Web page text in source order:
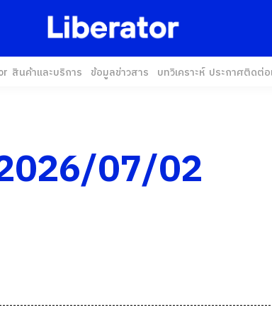
สินค้าและบริการ ข้อมูลข่าวสาร บทวิเคราะห์ ประกาศติดต่อ
07/02